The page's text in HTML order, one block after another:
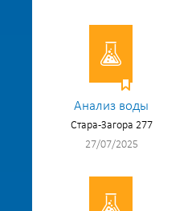
Анализ воды
Стара-Загора 277
27/07/2025